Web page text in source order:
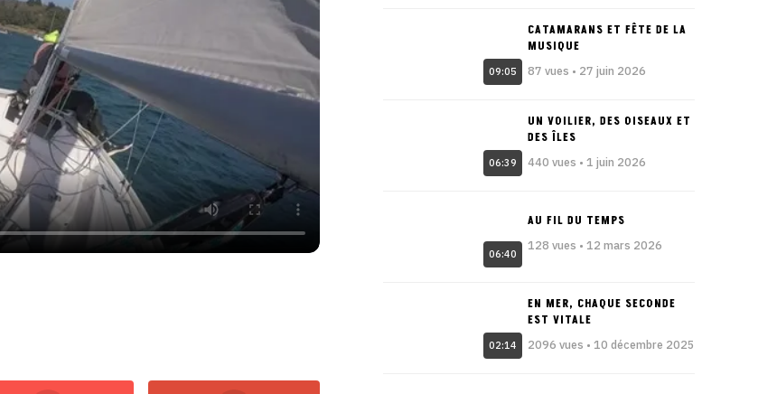
09:05
CATAMARANS ET FÊTE DE LA
MUSIQUE
87 vues • 27 juin 2026
06:39
UN VOILIER, DES OISEAUX ET
DES ÎLES
440 vues • 1 juin 2026
06:40
AU FIL DU TEMPS
128 vues • 12 mars 2026
02:14
EN MER, CHAQUE SECONDE
EST VITALE
2096 vues • 10 décembre 2025